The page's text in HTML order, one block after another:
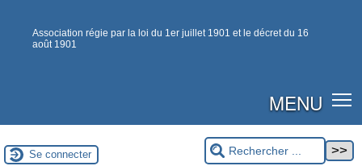
Association régie par la loi du 1er juillet 1901 et le décret du 16
août 1901
MENU
Se connecter